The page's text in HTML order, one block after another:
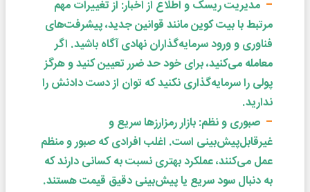
مدیریت ریسک و اطلاع از اخبار: از تغییرات مهم
مرتبط با بیت‌ کوین مانند قوانین جدید، پیشرفت‌های
فناوری و ورود سرمایه‌گذاران نهادی آگاه باشید. اگر
معامله می‌کنید، برای خود حد ضرر تعیین کنید و هرگز
پولی را سرمایه‌گذاری نکنید که توان از دست دادنش را
ندارید.
صبوری و نظم: بازار رمزارزها سریع و
غیرقابل‌پیش‌بینی است. اغلب افرادی که صبور و منظم
عمل می‌کنند، عملکرد بهتری نسبت به کسانی دارند که
به دنبال سود سریع یا پیش‌بینی دقیق قیمت هستند.